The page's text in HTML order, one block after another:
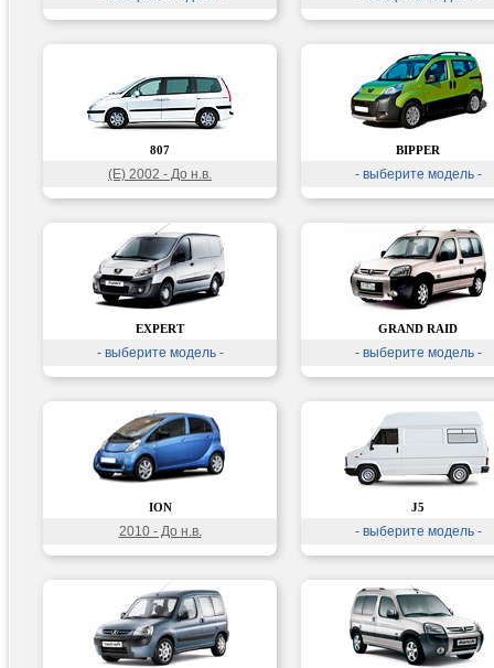
807
(E) 2002 - До н.в.
BIPPER
- выберите модель -
EXPERT
- выберите модель -
GRAND RAID
- выберите модель -
ION
2010 - До н.в.
J5
- выберите модель -